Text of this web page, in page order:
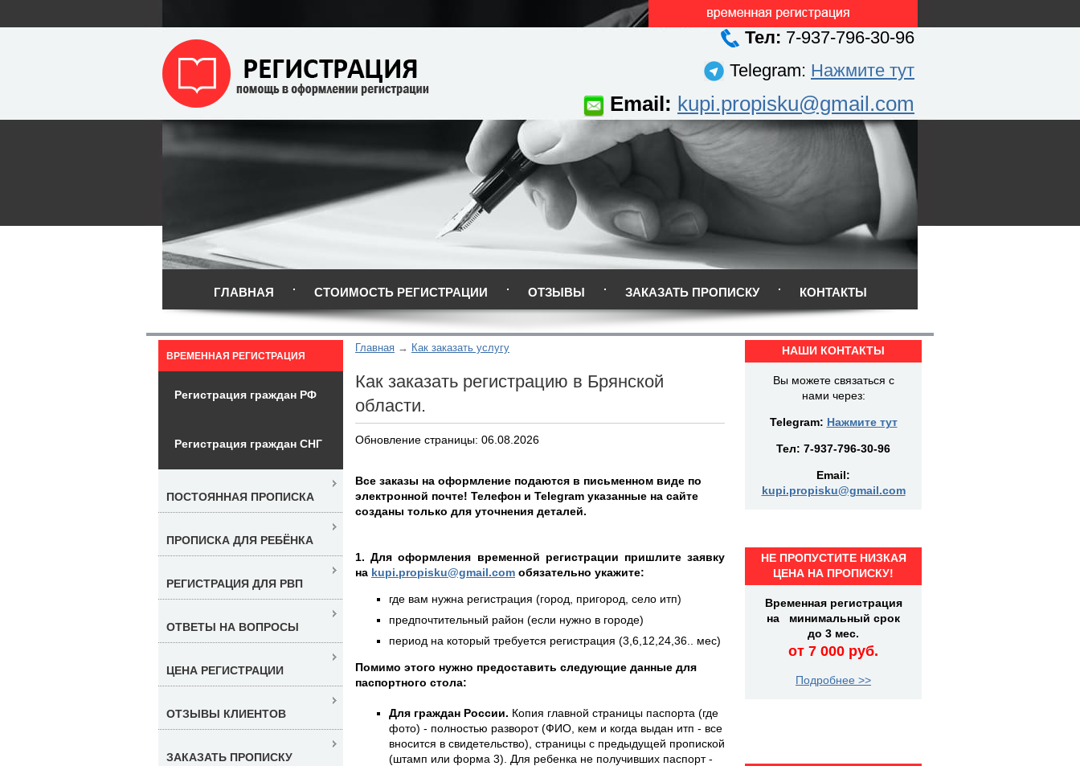
Тел: 7-937-796-30-96
Telegram: Нажмите тут
Email: kupi.propisku@gmail.com
ГЛАВНАЯ СТОИМОСТЬ РЕГИСТРАЦИИ ОТЗЫВЫ ЗАКАЗАТЬ ПРОПИСКУ КОНТАКТЫ
Главная Как заказать услугу
Как заказать регистрацию в Брянской
области.
Обновление страницы: 06.08.2026
Все заказы на оформление подаются в письменном виде по
электронной почте! Телефон и Telegram указанные на сайте
созданы только для уточнения деталей.
1. Для оформления временной регистрации пришлите заявку
на kupi.propisku@gmail.com обязательно укажите:
где вам нужна регистрация (город, пригород, село итп)
предпочтительный район (если нужно в городе)
период на который требуется регистрация (3,6,12,24,36.. мес)
Помимо этого нужно предоставить следующие данные для
паспортного стола:
Для граждан России. Копия главной страницы паспорта (где
фото) - полностью разворот (ФИО, кем и когда выдан итп - все
вносится в свидетельство), страницы с предыдущей пропиской
(штамп или форма 3). Для ребенка не получивших паспорт -
ВРЕМЕННАЯ РЕГИСТРАЦИЯ
Регистрация граждан РФ
Регистрация граждан СНГ
ПОСТОЯННАЯ ПРОПИСКА
ПРОПИСКА ДЛЯ РЕБЁНКА
РЕГИСТРАЦИЯ ДЛЯ РВП
ОТВЕТЫ НА ВОПРОСЫ
ЦЕНА РЕГИСТРАЦИИ
ОТЗЫВЫ КЛИЕНТОВ
ЗАКАЗАТЬ ПРОПИСКУ
НАШИ КОНТАКТЫ
Вы можете связаться с
нами через:
Telegram: Нажмите тут
Тел: 7-937-796-30-96
Email:
kupi.propisku@gmail.com
НЕ ПРОПУСТИТЕ НИЗКАЯ
ЦЕНА НА ПРОПИСКУ!
Временная регистрация
на минимальный срок
до 3 мес.
от 7 000 руб.
Подробнее >>